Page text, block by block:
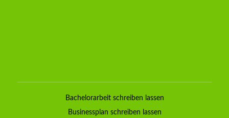
Bachelorarbeit schreiben lassen
Businessplan schreiben lassen